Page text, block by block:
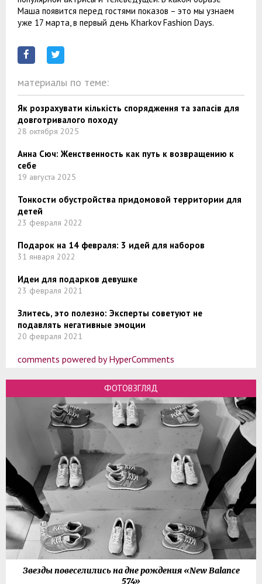
Маша появится перед гостями показов – это мы узнаем
уже 17 марта, в первый день Kharkov Fashion Days.
материалы по теме:
Як розрахувати кількість спорядження та запасів для
довготривалого походу
28 октября 2025
Анна Сюч: Женственность как путь к возвращению к
себе
19 августа 2025
Тонкости обустройства придомовой территории для
детей
23 февраля 2022
Подарок на 14 февраля: 3 идей для наборов
31 января 2022
Идеи для подарков девушке
23 февраля 2021
Злитесь, это полезно: Эксперты советуют не
подавлять негативные эмоции
20 февраля 2021
comments powered by HyperComments
ФОТОВЗГЛЯД
Звезды повеселились на дне рождения «New Balance
574»